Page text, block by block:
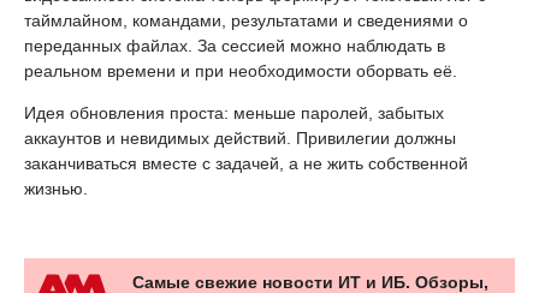
таймлайном, командами, результатами и сведениями о
переданных файлах. За сессией можно наблюдать в
реальном времени и при необходимости оборвать её.
Идея обновления проста: меньше паролей, забытых
аккаунтов и невидимых действий. Привилегии должны
заканчиваться вместе с задачей, а не жить собственной
жизнью.
Самые свежие новости ИТ и ИБ. Обзоры,